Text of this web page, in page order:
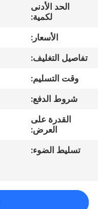
في
المعمل
مراقبة
الجودة
اتصل
أخبار
الحد الأدنى
لكمية:
الأسعار:
تفاصيل التغليف:
وقت التسليم:
شروط الدفع:
القدرة على
العرض:
تسليط الضوء: